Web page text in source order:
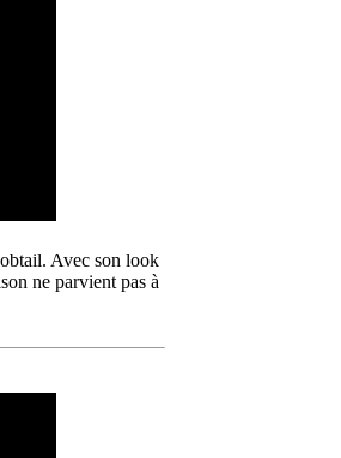
Avec son look
ne parvient pas à